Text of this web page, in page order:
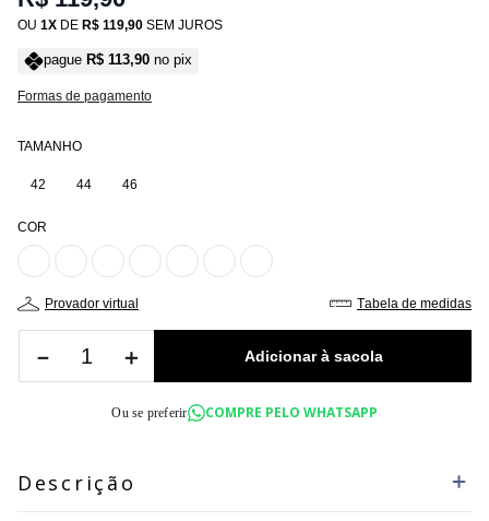
OU 1 DE R$ 119,90 SEM JUROS
pague R$ 113,90 no pix
Formas de pagamento
TAMANHO
42 44 46
COR
provador virtual tabela de medidas
＋
－
Ou se preferir COMPRE PELO WHATSAPP
Descrição